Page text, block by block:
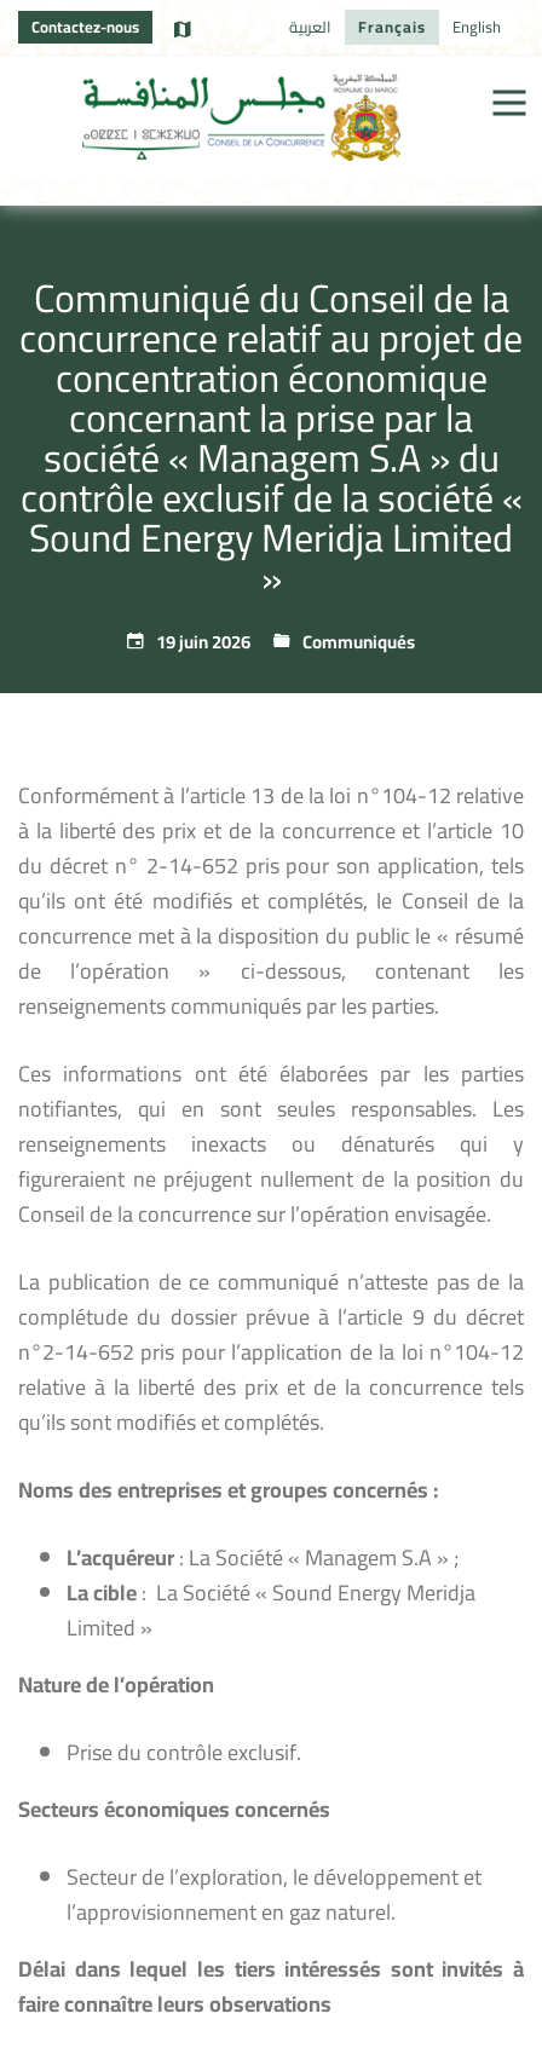
Contactez-nous العربية Français English
Communiqué du Conseil de la
concurrence relatif au projet de
concentration économique
concernant la prise par la
société « Managem S.A » du
contrôle exclusif de la société «
Sound Energy Meridja Limited
»
19 juin 2026 Communiqués
Conformément à l’article 13 de la loi n°104-12 relative
à la liberté des prix et de la concurrence et l’article 10
du décret n° 2-14-652 pris pour son application, tels
qu’ils ont été modifiés et complétés, le Conseil de la
concurrence met à la disposition du public le « résumé
de l’opération » ci-dessous, contenant les
renseignements communiqués par les parties.
Ces informations ont été élaborées par les parties
notifiantes, qui en sont seules responsables. Les
renseignements inexacts ou dénaturés qui y
figureraient ne préjugent nullement de la position du
Conseil de la concurrence sur l’opération envisagée.
La publication de ce communiqué n’atteste pas de la
complétude du dossier prévue à l’article 9 du décret
n°2-14-652 pris pour l’application de la loi n°104-12
relative à la liberté des prix et de la concurrence tels
qu’ils sont modifiés et complétés.
Noms des entreprises et groupes concernés :
L’acquéreur: La Société « Managem S.A » ;
La cible: La Société « Sound Energy Meridja
Limited »
Nature de l’opération
Prise du contrôle exclusif.
Secteurs économiques concernés
Secteur de l’exploration, le développement et
l’approvisionnement en gaz naturel.
Délai dans lequel les tiers intéressés sont invités à
faire connaître leurs observations